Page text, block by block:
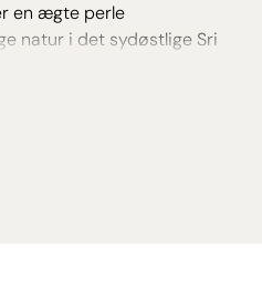
en ægte perle
natur i det sydøstlige Sri
for både den